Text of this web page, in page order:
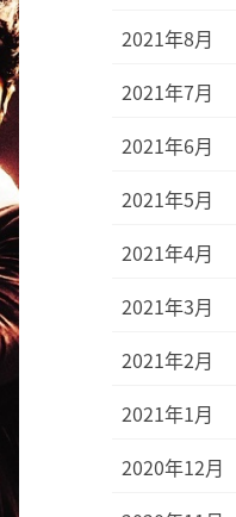
2021年8月
2021年7月
2021年6月
2021年5月
2021年4月
2021年3月
2021年2月
2021年1月
2020年12月